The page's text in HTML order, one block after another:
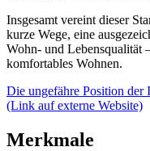
Insgesamt vereint dieser
kurze Wege, eine
Wohn- und Lebensqualität
komfortables Wohnen.
Die ungefähre Position der
(Link auf externe Website)
Merkmale